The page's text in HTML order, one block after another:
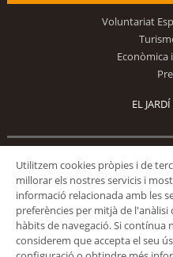
Voluntariat
Econòmica
EL
Utilitzem cookies pròpies i de
millorar els nostres servicis i
informació relacionada amb les
preferències per mitjà de l'anàlisi
hàbits de navegació. Si contínua
considerem que accepta el seu